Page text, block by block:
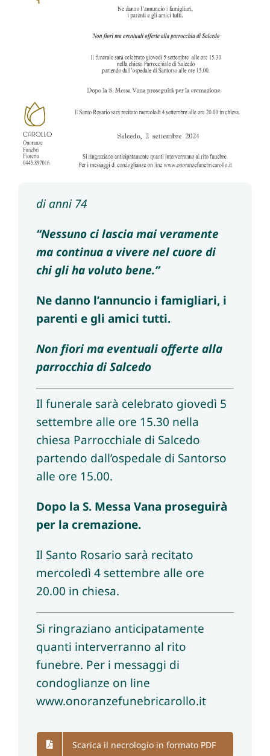
di anni 74
“Nessuno ci lascia mai veramente
ma continua a vivere nel cuore di
chi gli ha voluto bene.”
Ne danno l’annuncio i famigliari, i
parenti e gli amici tutti.
Non fiori ma eventuali offerte alla
parrocchia di Salcedo
Il funerale sarà celebrato giovedì 5
settembre alle ore 15.30 nella
chiesa Parrocchiale di Salcedo
partendo dall’ospedale di Santorso
alle ore 15.00.
Dopo la S. Messa Vana proseguirà
per la cremazione.
Il Santo Rosario sarà recitato
mercoledì 4 settembre alle ore
20.00 in chiesa.
Si ringraziano anticipatamente
quanti interverranno al rito
funebre. Per i messaggi di
condoglianze on line
www.onoranzefunebricarollo.it
Scarica il necrologio in formato PDF